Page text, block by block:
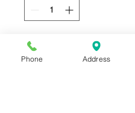
เพิ่มลงในรถเข็น
Phone Address